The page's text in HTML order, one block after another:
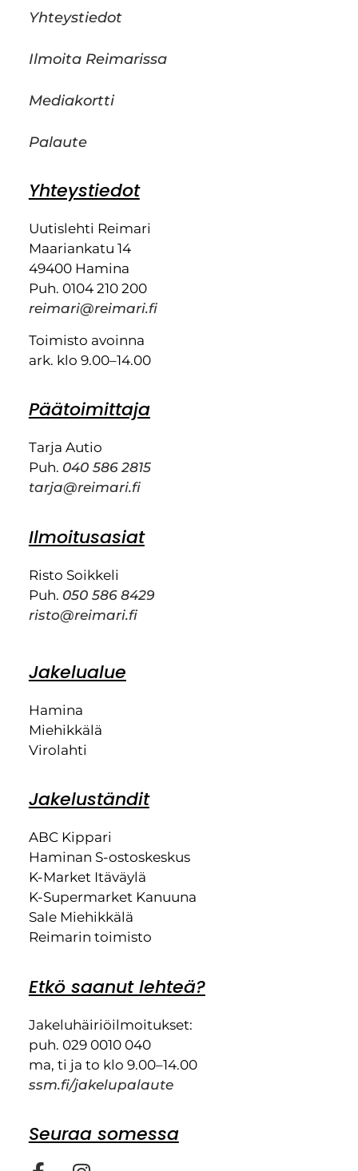
Yhteystiedot
Ilmoita Reimarissa
Mediakortti
Palaute
Yhteystiedot
Uutislehti Reimari
Maariankatu 14
49400 Hamina
Puh. 0104 210 200
reimari@reimari.fi
Toimisto avoinna
ark. klo 9.00–14.00
Päätoimittaja
Tarja Autio
Puh. 040 586 2815
tarja@reimari.fi
Ilmoitusasiat
Risto Soikkeli
Puh. 050 586 8429
risto@reimari.fi
Jakelualue
Hamina
Miehikkälä
Virolahti
Jakeluständit
ABC Kippari
Haminan S-ostoskeskus
K-Market Itäväylä
K-Supermarket Kanuuna
Sale Miehikkälä
Reimarin toimisto
Etkö saanut lehteä?
Jakeluhäiriöilmoitukset:
puh. 029 0010 040
ma, ti ja to klo 9.00–14.00
ssm.fi/jakelupalaute
Seuraa somessa